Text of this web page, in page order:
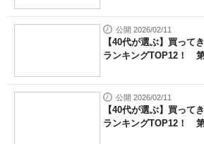
公開 2026/02/11
【40代が選ぶ】買って
ランキングTOP12！
公開 2026/02/11
【40代が選ぶ】買って
ランキングTOP12！